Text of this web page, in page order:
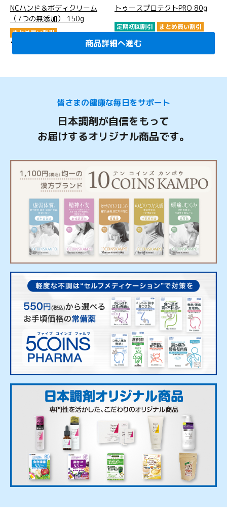
商品詳細へ進む
商品詳細へ進む
商品詳細へ進む
商品詳細へ進む
商品詳細へ進む
商品詳細へ進む
NCハンド＆ボディクリーム
（7つの無添加） 150g
まとめ買い割引
1,650 商品詳細へ進む
トゥースプロテクトPRO 80g
定期初回割引 まとめ買い割引
1,496円
定期便可能
商品詳細へ進む
皆さまの健康な毎日をサポート
日本調剤が自信をもって
お届けするオリジナル商品です。